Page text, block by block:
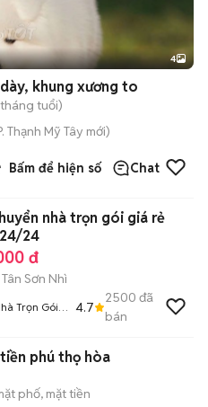
4
khung xương to
tuổi)
Thạnh Mỹ Tây mới)
Bấm để hiện số Chat
nhà trọn gói giá rẻ
24
đ
Sơn Nhì
Trọn Gói
4.7
2500 đã
bán
phú thọ hòa
phố, mặt tiền